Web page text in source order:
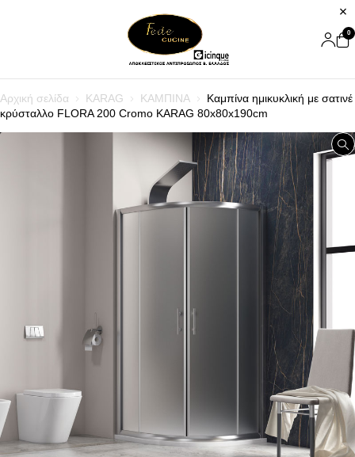
0
Αρχική σελίδα KARAG ΚΑΜΠΙΝΑ
Καμπίνα ημικυκλική με σατινέ
κρύσταλλο FLORA 200 Cromo KARAG 80x80x190cm